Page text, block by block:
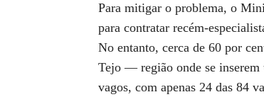
Para mitigar o problema, o
para contratar recém-
No entanto, cerca de 60 por
Tejo — região onde se
vagos, com apenas 24 das 84